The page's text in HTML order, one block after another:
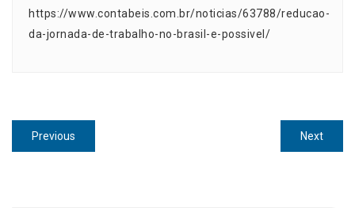
https://www.contabeis.com.br/noticias/63788/reducao-
da-jornada-de-trabalho-no-brasil-e-possivel/
Navegação
de
Previous
post:
NextNext
post: